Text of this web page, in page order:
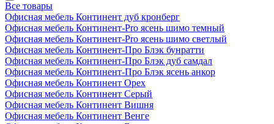
Все товары
Офисная мебель Континент дуб кронберг
Офисная мебель Континент-Pro ясень шимо темный
Офисная мебель Континент-Pro ясень шимо светлый
Офисная мебель Континент-Про Блэк бунратти
Офисная мебель Континент-Про Блэк дуб самдал
Офисная мебель Континент-Про Блэк ясень анкор
Офисная мебель Континент Орех
Офисная мебель Континент Серый
Офисная мебель Континент Вишня
Офисная мебель Континент Венге